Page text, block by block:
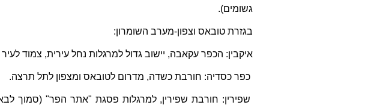
גשומים).
בגזרת טובאס וצפון-מערב השומרון:
איקבין: הכפר עקאבה, יישוב גדול למרגלות נחל עירית, צמוד
כפר כסדיה: חורבת כשדה, מדרום לטובאס ומצפון לתל תרצה.
שפירין: חורבת שפירין, למרגלות פסגת "אתר הפר" (סמוך